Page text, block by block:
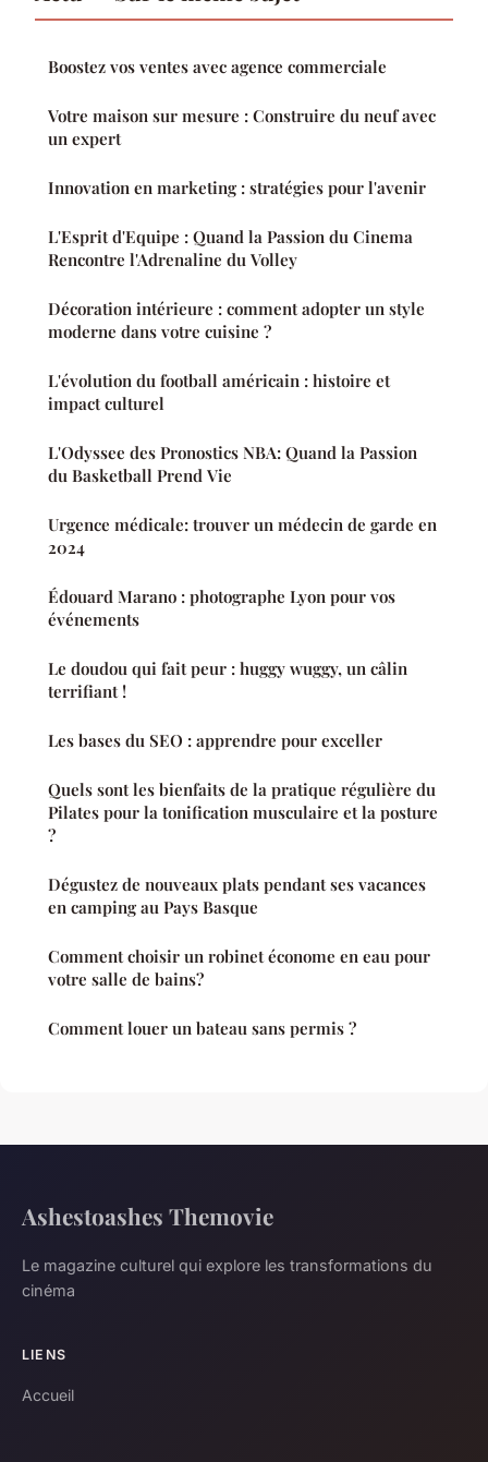
Boostez vos ventes avec agence commerciale
Votre maison sur mesure : Construire du neuf avec
un expert
Innovation en marketing : stratégies pour l'avenir
L'Esprit d'Equipe : Quand la Passion du Cinema
Rencontre l'Adrenaline du Volley
Décoration intérieure : comment adopter un style
moderne dans votre cuisine ?
L'évolution du football américain : histoire et
impact culturel
L'Odyssee des Pronostics NBA: Quand la Passion
du Basketball Prend Vie
Urgence médicale: trouver un médecin de garde en
2024
Édouard Marano : photographe Lyon pour vos
événements
Le doudou qui fait peur : huggy wuggy, un câlin
terrifiant !
Les bases du SEO : apprendre pour exceller
Quels sont les bienfaits de la pratique régulière du
Pilates pour la tonification musculaire et la posture
?
Dégustez de nouveaux plats pendant ses vacances
en camping au Pays Basque
Comment choisir un robinet économe en eau pour
votre salle de bains?
Comment louer un bateau sans permis ?
Ashestoashes Themovie
Le magazine culturel qui explore les transformations du
cinéma
LIENS
Accueil